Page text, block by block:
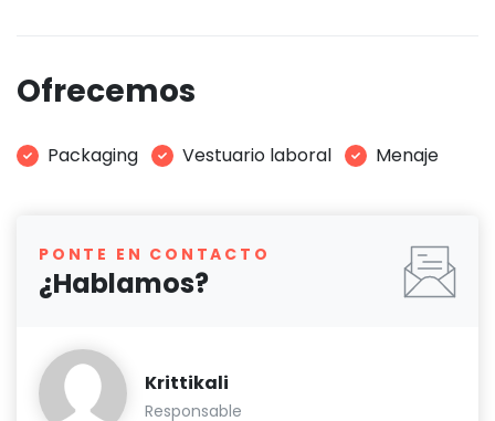
Ofrecemos
Packaging Vestuario laboral Menaje
PONTE EN CONTACTO
¿Hablamos?
Krittikali
Responsable